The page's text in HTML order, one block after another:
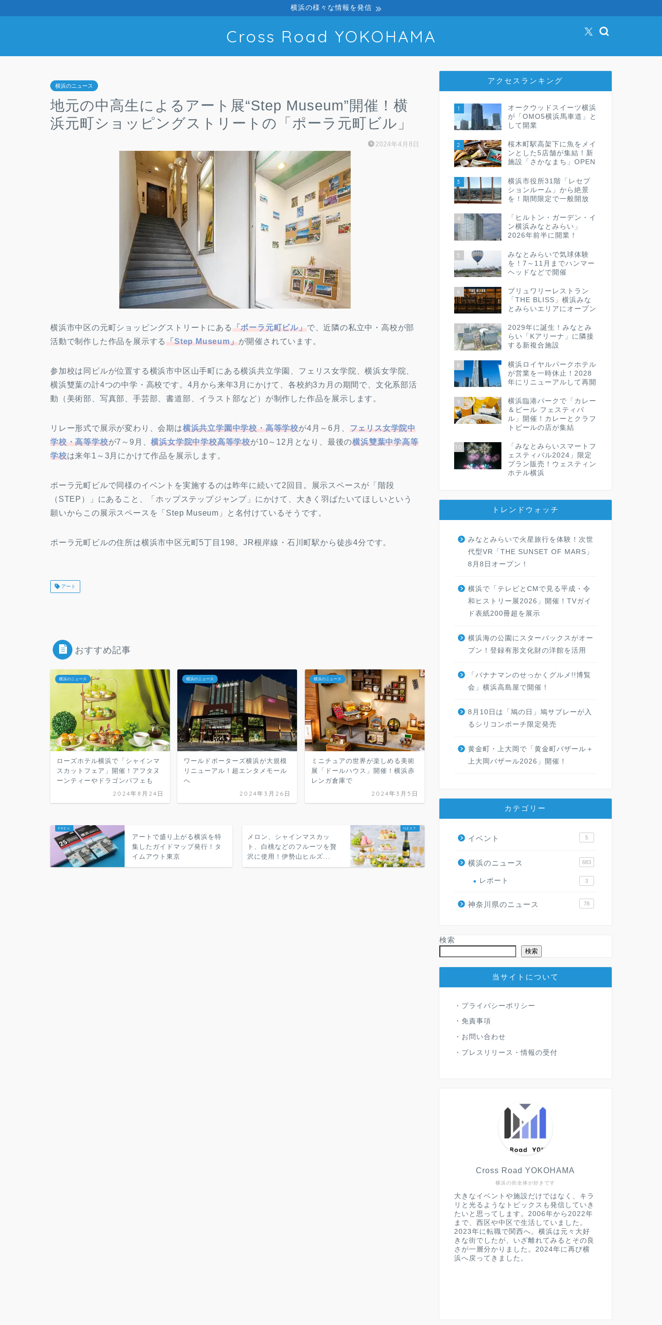
横浜の様々な情報を発信
Cross Road YOKOHAMA
横浜のニュース
地元の中高生によるアート展“Step Museum”開催！横
浜元町ショッピングストリートの「ポーラ元町ビル」
2024年4月8日
横浜市中区の元町ショッピングストリートにある 「ポーラ元町ビル」 で、近隣の私立中・高校が部
活動で制作した作品を展示する
「Step Museum」 が開催されています。
参加校は同ビルが位置する横浜市中区山手町にある横浜共立学園、フェリス女学院、横浜女学院、
横浜雙葉の計4つの中学・高校です。4月から来年3月にかけて、各校約3カ月の期間で、文化系部活
動（美術部、写真部、手芸部、書道部、イラスト部など）が制作した作品を展示します。
リレー形式で展示が変わり、会期は横浜共立学園中学校・高等学校が4月～6月、 フェリス女学院中
学校・高等学校が7～9月、横浜女学院中学校高等学校が10～12月となり、最後の横浜雙葉中学高等
学校は来年1～3月にかけて作品を展示します。
ポーラ元町ビルで同様のイベントを実施するのは昨年に続いて2回目。展示スペースが「階段
（STEP）」にあること、「ホップステップジャンプ」にかけて、大きく羽ばたいてほしいという
願いからこの展示スペースを「Step Museum」と名付けているそうです。
ポーラ元町ビルの住所は横浜市中区元町5丁目198。JR根岸線・石川町駅から徒歩4分です。
アート
おすすめ記事
横浜のニュース
ローズホテル横浜で「シャインマ
スカットフェア」開催！アフタヌ
ーンティーやドラゴンパフェも
2024年8月24日
横浜のニュース
ワールドポーターズ横浜が大規模
リニューアル！超エンタメモール
へ
2024年3月26日
横浜のニュース
ミニチュアの世界が楽しめる美術
展「ドールハウス」開催！横浜赤
レンガ倉庫で
2024年3月5日
アートで盛り上がる横浜を特
集したガイドマップ発行！タ
イムアウト東京
メロン、シャインマスカッ
ト、白桃などのフルーツを贅
沢に使用！伊勢山ヒルズ...
アクセスランキング
1
オークウッドスイーツ横浜
が「OMO5横浜馬車道」と
して開業
2
桜木町駅高架下に魚をメイ
ンとした5店舗が集結！新
施設「さかなまち」OPEN
3
横浜市役所31階「レセプ
ションルーム」から絶景
を！期間限定で一般開放
4
「ヒルトン・ガーデン・イ
ン横浜みなとみらい」
2026年前半に開業！
5
みなとみらいで気球体験
を！7～11月までハンマー
ヘッドなどで開催
6
ブリュワリーレストラン
「THE BLISS」横浜みな
とみらいエリアにオープン
7
2029年に誕生！みなとみ
らい「Kアリーナ」に隣接
する新複合施設
8
横浜ロイヤルパークホテル
が営業を一時休止！2028
年にリニューアルして再開
9
横浜臨港パークで「カレー
＆ビール フェスティバ
ル」開催！カレーとクラフ
トビールの店が集結
10
「みなとみらいスマートフ
ェスティバル2024」限定
プラン販売！ウェスティン
ホテル横浜
トレンドウォッチ
みなとみらいで火星旅行を体験！次世
代型VR「THE SUNSET OF MARS」
8月8日オープン！
横浜で「テレビとCMで見る平成・令
和ヒストリー展2026」開催！TVガイ
ド表紙200冊超を展示
横浜海の公園にスターバックスがオー
プン！登録有形文化財の洋館を活用
「バナナマンのせっかくグルメ!!博覧
会」横浜高島屋で開催！
8月10日は「鳩の日」鳩サブレーが入
るシリコンポーチ限定発売
黄金町・上大岡で「黄金町バザール＋
上大岡バザール2026」開催！
カテゴリー
イベント 5
横浜のニュース 683
レポート 3
神奈川県のニュース 78
検索
検索
当サイトについて
・ プライバシーポリシー
・ 免責事項
・ お問い合わせ
・ プレスリリース・情報の受付
横浜の街全体が好きです
Cross Road YOKOHAMA
大きなイベントや施設だけではなく、キラ
リと光るようなトピックスも発信していき
たいと思ってします。2006年から2022年
まで、西区や中区で生活していました。
2023年に転職で関西へ。横浜は元々大好
きな街でしたが、いざ離れてみるとその良
さが一層分かりました。2024年に再び横
浜へ戻ってきました。